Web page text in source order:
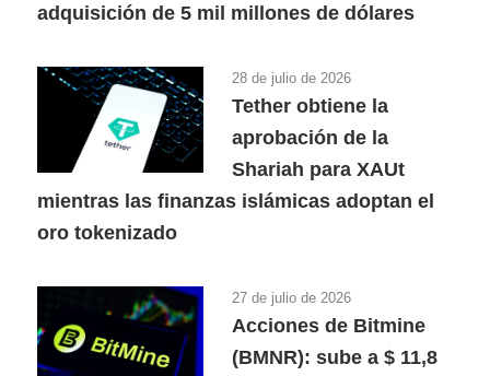
adquisición de 5 mil millones de dólares
28 de julio de 2026
Tether obtiene la
aprobación de la
Shariah para XAUt
mientras las finanzas islámicas adoptan el
oro tokenizado
27 de julio de 2026
Acciones de Bitmine
(BMNR): sube a $ 11,8